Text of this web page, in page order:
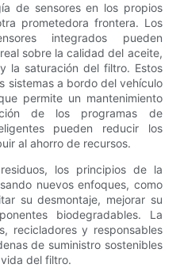
de sensores en los propios
prometedora frontera. Los
integrados pueden
sobre la calidad del aceite,
la saturación del filtro. Estos
sistemas a bordo del vehículo
permite un mantenimiento
de los programas de
pueden reducir los
al ahorro de recursos.
los principios de la
nuevos enfoques, como
su desmontaje, mejorar su
biodegradables. La
recicladores y responsables
de suministro sostenibles
del filtro.